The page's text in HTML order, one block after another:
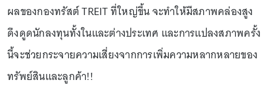
ผลของกองทรัสต์ TREIT ที่ใหญ่ขึ้น จะทำให้มีสภาพคล่องสูง
ดึงดูดนักลงทุนทั้งในและต่างประเทศ และการแปลงสภาพครั้ง
นี้จะช่วยกระจายความเสี่ยงจากการเพิ่มความหลากหลายของ
ทรัพย์สินและลูกค้า!!